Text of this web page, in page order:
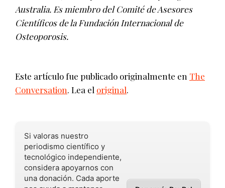
Australia. Es miembro del Comité de Asesores
Científicos de la Fundación Internacional de
Osteoporosis.
Este artículo fue publicado originalmente en The
Conversation. Lea el original.
Si valoras nuestro
periodismo científico y
tecnológico independiente,
considera apoyarnos con
una donación. Cada aporte